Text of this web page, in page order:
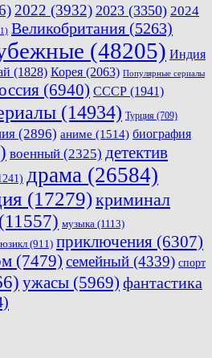
2022 (3932) 2023 (3350) 2024
Великобритания (5263)
(48205) Индия
(1828) Корея (2063) Популярные сериалы
(6940) СССР (1941)
(14934) Турция (709)
(2896) аниме (1514) биография
военный (2325) детектив
драма (26584)
(17279)криминал
(11557) музыка (1113)
(911) приключения (6307)
(7479) семейный (4339) спорт
ужасы (5969) фантастика